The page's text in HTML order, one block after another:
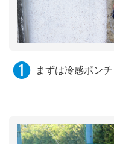
❶
まずは冷感ポン